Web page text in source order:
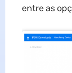
entre as